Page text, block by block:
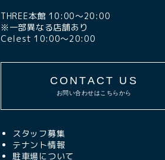
THREE本館 10:00〜20:00
※一部異なる店舗あり
Celest 10:00〜20:00
CONTACT US
お問い合わせはこちらから
スタッフ募集
テナント情報
駐車場について